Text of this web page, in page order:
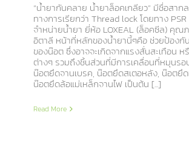
“น้ำยากันคลาย น้ำยาล็อคเกลียว” มีชื่อสาก
ทางการเรียกว่า Thread lock โดยทาง
จำหน่ายน้ำยา ยี่ห้อ LOXEAL (ล็อคซีล) คุณ
อิตาลี หน้าที่หลักของน้ำยานี้ๆคือ ช่วยป้องกั
ของน๊อต ซึ่งอาจจะเกิดจากแรงสั่นสะเทือน ห
ต่างๆ รวมถึงชิ้นส่วนที่มีการเคลื่อนที่หมุนรอ
น๊อตยึดจานเบรค, น๊อตยึดสเตอหลัง, น๊อตยึ
น๊อตยึดล้อแม่เหล็กจานไฟ เป็นต้น [...]
Read More